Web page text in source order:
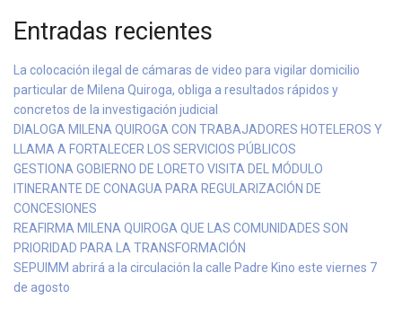
Entradas recientes
La colocación ilegal de cámaras de video para vigilar domicilio
particular de Milena Quiroga, obliga a resultados rápidos y
concretos de la investigación judicial
DIALOGA MILENA QUIROGA CON TRABAJADORES HOTELEROS Y
LLAMA A FORTALECER LOS SERVICIOS PÚBLICOS
GESTIONA GOBIERNO DE LORETO VISITA DEL MÓDULO
ITINERANTE DE CONAGUA PARA REGULARIZACIÓN DE
CONCESIONES
REAFIRMA MILENA QUIROGA QUE LAS COMUNIDADES SON
PRIORIDAD PARA LA TRANSFORMACIÓN
SEPUIMM abrirá a la circulación la calle Padre Kino este viernes 7
de agosto